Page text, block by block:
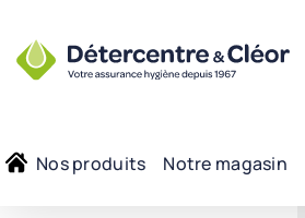
Nos produits Notre magasin